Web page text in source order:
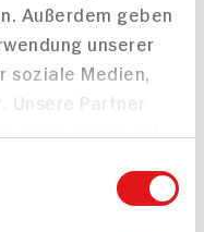
Außerdem geben
unserer
soziale Medien,
Unsere Partner
im Rahmen